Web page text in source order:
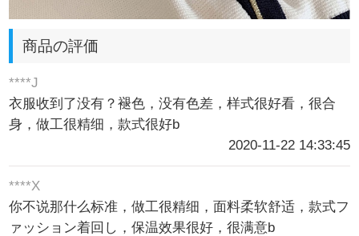
商品の評価
****J
衣服收到了没有？褪色，没有色差，样式很好看，很合
身，做工很精细，款式很好b
2020-11-22 14:33:45
****X
你不说那什么标准，做工很精细，面料柔软舒适，款式フ
ァッション着回し，保温效果很好，很满意b